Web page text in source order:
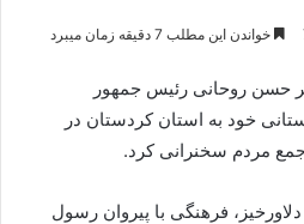
خواندن این مطلب 7 دقیقه زمان میبرد
حسن روحانی رئیس جمهور
خود به استان کردستان در
مردم سخنرانی کرد.
فرهنگی با پیروان رسول